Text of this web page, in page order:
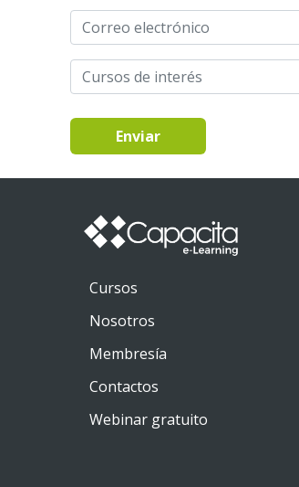
Enviar
Cursos
Nosotros
Membresía
Contactos
Webinar gratuito